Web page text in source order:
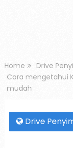
Home
Drive
Cara mengetahui
mudah
Drive